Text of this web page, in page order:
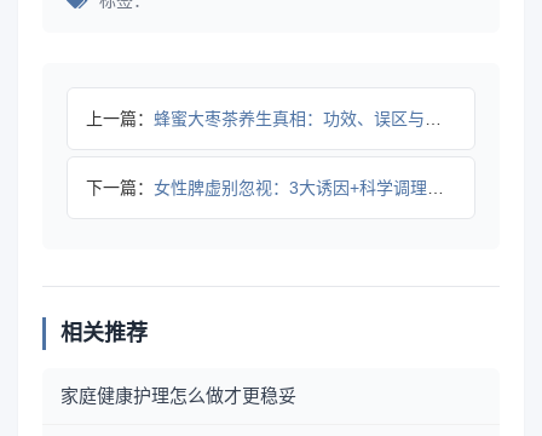
上一篇： 蜂蜜大枣茶养生真相：功效、误区与正确喝法
下一篇： 女性脾虚别忽视：3大诱因+科学调理指南
相关推荐
家庭健康护理怎么做才更稳妥